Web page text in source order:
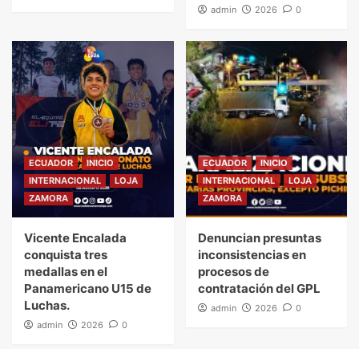
admin 2026 0
ECUADOR
INICIO
INTERNACIONAL
LOJA
ZAMORA
Vicente Encalada
conquista tres
medallas en el
Panamericano U15 de
Luchas.
admin 2026 0
ECUADOR
INICIO
INTERNACIONAL
LOJA
ZAMORA
Denuncian presuntas
inconsistencias en
procesos de
contratación del GPL
admin 2026 0